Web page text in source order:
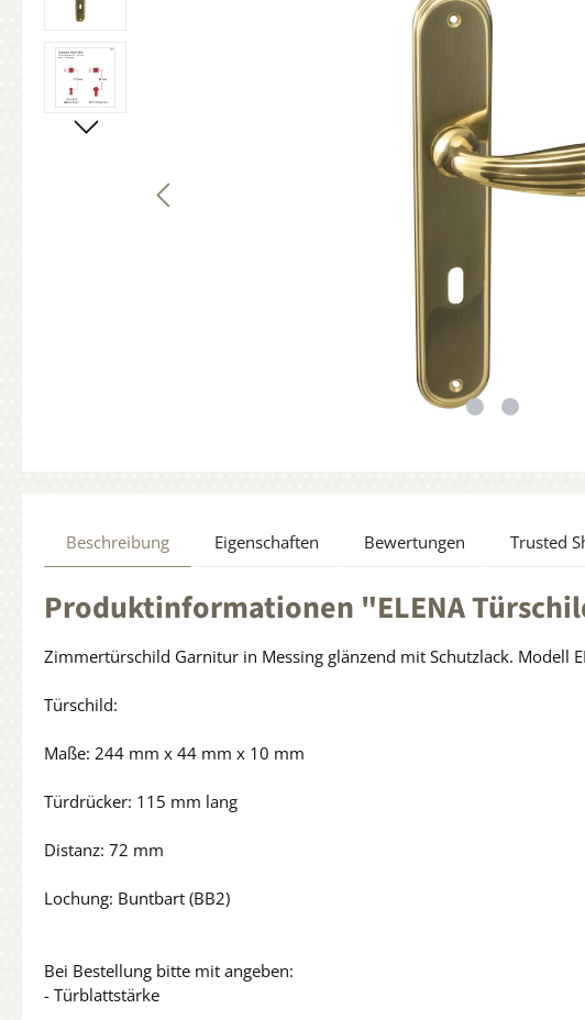
Beschreibung Eigenschaften Bewertungen Trusted
Produktinformationen "ELENA
Zimmertürschild Garnitur in Messing glänzend mit Schutzlack. Modell
Türschild:
Maße: 244 mm x 44 mm x 10 mm
Türdrücker: 115 mm lang
Distanz: 72 mm
Lochung: Buntbart (BB2)
Bei Bestellung bitte mit angeben:
- Türblattstärke